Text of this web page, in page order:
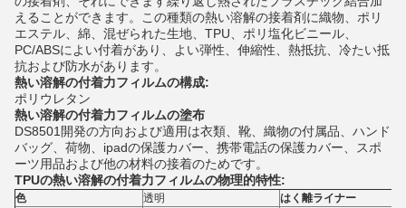
えることができます。この種類の熱い溶解の接着剤に織物、ポリ
エステル、綿、混ぜられた生地、TPU、ポリ塩化ビニール、
PC/ABSによい付着があり、よい弾性、伸縮性、熱抵抗、冷たい抵
抗および防水があります。
熱い溶解の付着力フィルムの構成:
ポリウレタン
熱い溶解の付着力フィルムの塗布
DS8501開発の方向および適用は衣類、靴、織物の付属品、ハンド
バッグ、荷物、ipadの保護カバー、携帯電話の保護カバー、スポ
ーツ用品および他の材料の接着のためです。
TPUの熱い溶解の付着力フィルムの物理的特性:
色 透明
はく離ライナー